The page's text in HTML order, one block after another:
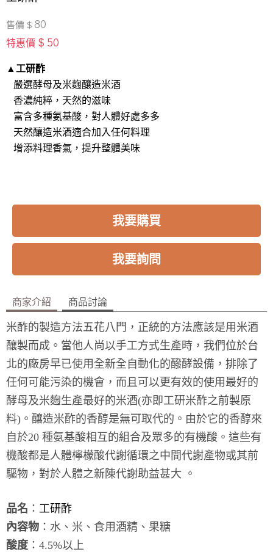
售價 $ 80
特惠價 $ 50
▲工研酢
嚴選酵母及米麴釀造米酒
香濃純粹，天然的滋味
富含多種氨基酸，對人體好處多多
天然釀造米酒適合加入任何料理
增添料理香氣，提升整體美味
我要購買
我要詢問
商家介紹 商品討論
米酢的製造方法五花八門，正統的方法應該是用米酒
釀製而成。當他人尚以手工方式生產時，我們位於台
北的廠房早已使用全新全自動化的醱酵設備，排除了
任何可能污染的機會，而且可以更有效的使用最好的
酵母及米麴生產最好的米酒(亦即工研米酢之前製原
料)。釀造米酢的香醇是無可取代的。由於它的香醇來
自於20 種氨基酸相互的組合及眾多的有機酸。這些有
機酸都是人體檸檬酸代謝循環之中間代謝產物或其前
驅物，對於人體之新陳代謝助益甚大 。
品名 ： 工研酢
內容物 ：水、米、食用酒精、果糖
酸度 ：4.5%以上